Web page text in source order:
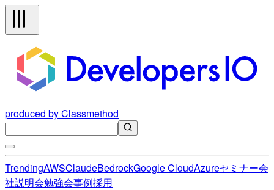
produced by Classmethod
TrendingAWSClaudeBedrockGoogle CloudAzureセミナー会
社説明会勉強会事例採用